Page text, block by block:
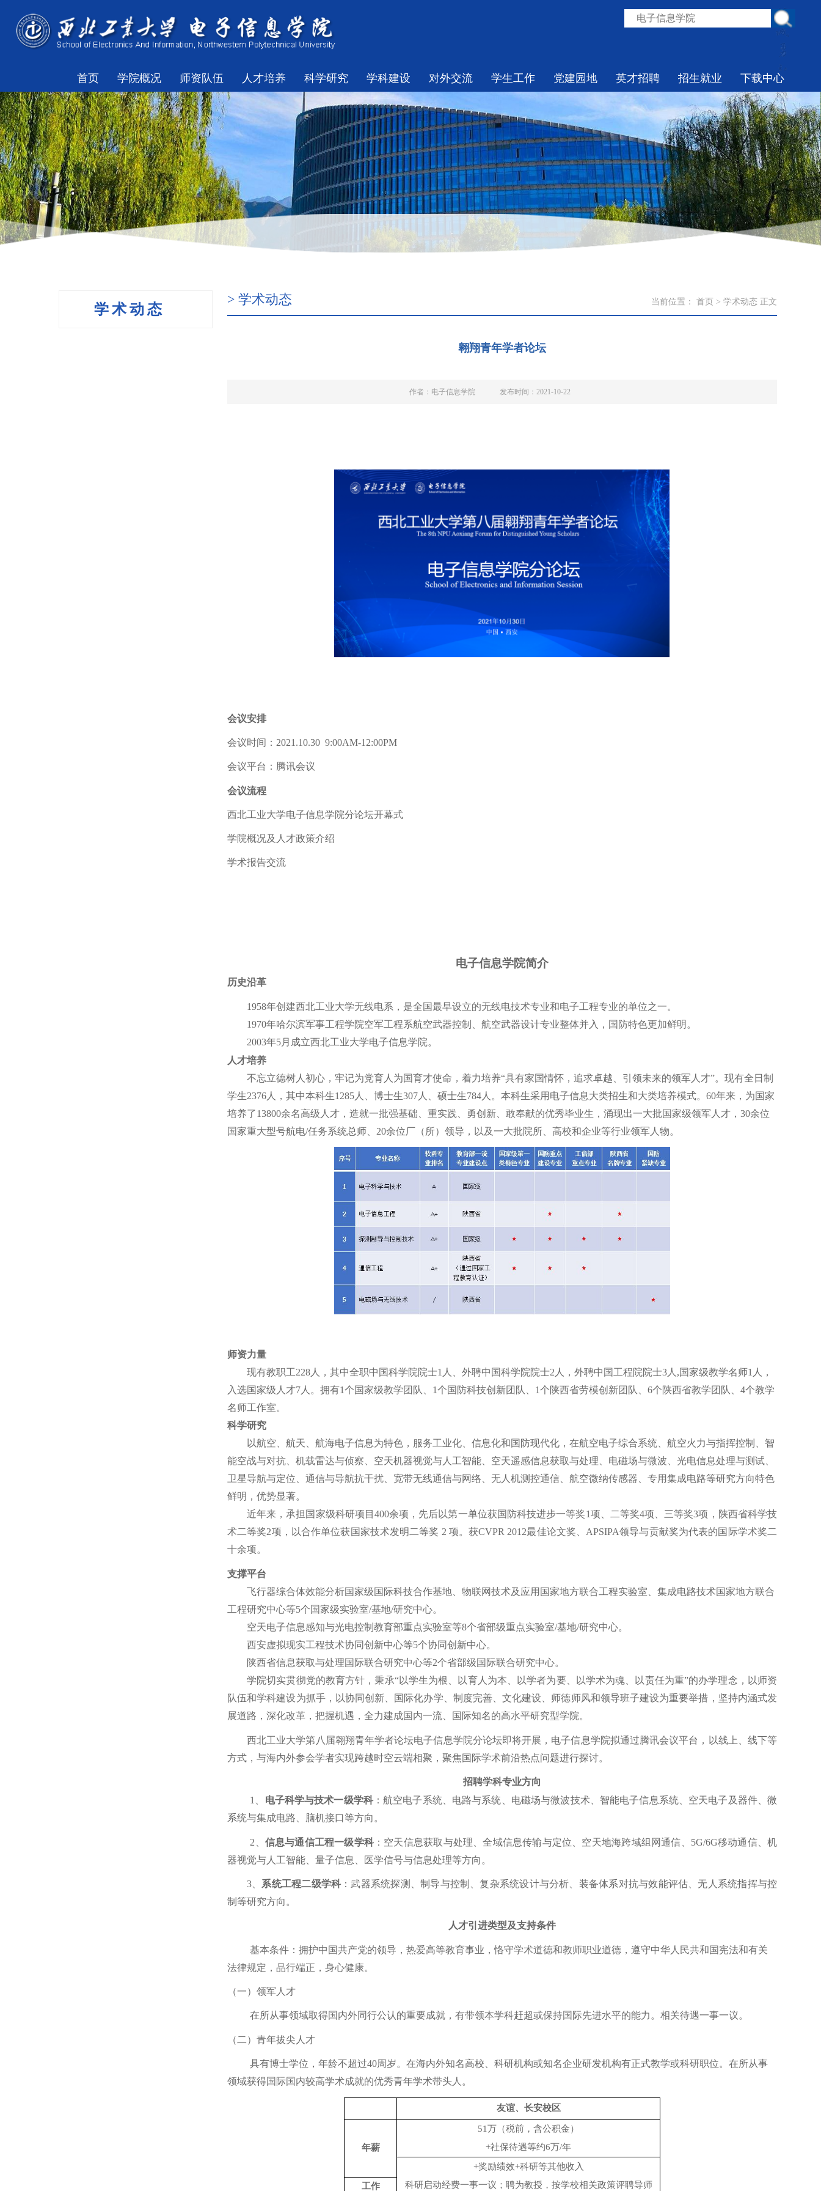
首页 学院概况 师资队伍 人才培养 科学研究 学科建设 对外交流 学生工作 党建园地 英才招聘 招生就业 下载中心
学术动态
> 学术动态 当前位置： 首页 > 学术动态 正文
翱翔青年学者论坛
作者：电子信息学院 发布时间：2021-10-22
会议安排
会议时间： 2021.10.30 9:00AM-12:00PM
会议平台：腾讯会议
会议流程
西北工业大学电子信息学院分论坛开幕式
学院概况及人才政策介绍
学术报告交流
电子信息学院简介
历史沿革
1958年创建西北工业大学无线电系，是全国最早设立的无线电技术专业和电子工程专业的单位之一。
1970年哈尔滨军事工程学院空军工程系航空武器控制、航空武器设计专业整体并入，国防特色更加鲜明。
2003年5月成立西北工业大学电子信息学院。
人才培养
不忘立德树人初心，牢记为党育人为国育才使命，着力培养“具有家国情怀，追求卓越、引领未来的领军人才”。现有全日制
学生2376人，其中本科生1285人、博士生307人、硕士生784人。本科生采用电子信息大类招生和大类培养模式。60年来，为国家
培养了13800余名高级人才，造就一批强基础、重实践、勇创新、敢奉献的优秀毕业生，涌现出一大批国家级领军人才，30余位
国家重大型号航电/任务系统总师、20余位厂（所）领导，以及一大批院所、高校和企业等行业领军人物。
师资力量
现有教职工228人，其中全职中国科学院院士1人、外聘中国科学院院士2人，外聘中国工程院院士3人,国家级教学名师1人，
入选国家级人才7人。拥有1个国家级教学团队、1个国防科技创新团队、1个陕西省劳模创新团队、6个陕西省教学团队、4个教学
名师工作室。
科学研究
以航空、航天、航海电子信息为特色，服务工业化、信息化和国防现代化，在航空电子综合系统、航空火力与指挥控制、智
能空战与对抗、机载雷达与侦察、空天机器视觉与人工智能、空天遥感信息获取与处理、电磁场与微波、光电信息处理与测试、
卫星导航与定位、通信与导航抗干扰、宽带无线通信与网络、无人机测控通信、航空微纳传感器、专用集成电路等研究方向特色
鲜明，优势显著。
近年来，承担国家级科研项目400余项，先后以第一单位获国防科技进步一等奖1项、二等奖4项、三等奖3项，陕西省科学技
术二等奖2项，以合作单位获国家技术发明二等奖 2 项。获CVPR 2012最佳论文奖、APSIPA领导与贡献奖为代表的国际学术奖二
十余项。
支撑平台
飞行器综合体效能分析国家级国际科技合作基地、物联网技术及应用国家地方联合工程实验室、集成电路技术国家地方联合
工程研究中心等5个国家级实验室/基地/研究中心。
空天电子信息感知与光电控制教育部重点实验室等8个省部级重点实验室/基地/研究中心。
西安虚拟现实工程技术协同创新中心等5个协同创新中心。
陕西省信息获取与处理国际联合研究中心等2个省部级国际联合研究中心。
学院切实贯彻党的教育方针，秉承“以学生为根、以育人为本、以学者为要、以学术为魂、以责任为重”的办学理念，以师资
队伍和学科建设为抓手，以协同创新、国际化办学、制度完善、文化建设、师德师风和领导班子建设为重要举措，坚持内涵式发
展道路，深化改革，把握机遇，全力建成国内一流、国际知名的高水平研究型学院。
西北工业大学第八届翱翔青年学者论坛电子信息学院分论坛即将开展，电子信息学院拟通过腾讯会议平台，以线上、线下等
方式，与海内外参会学者实现跨越时空云端相聚，聚焦国际学术前沿热点问题进行探讨。
招聘学科专业方向
1、 电子科学与技术一级学科：航空电子系统、电路与系统、电磁场与微波技术、智能电子信息系统、空天电子及器件、微
系统与集成电路、脑机接口等方向。
2、 信息与通信工程一级学科：空天信息获取与处理、全域信息传输与定位、空天地海跨域组网通信、 5G/6G移动通信、机
器视觉与人工智能、量子信息、医学信号与信息处理等方向。
3、 系统工程二级学科：武器系统探测、制导与控制、复杂系统设计与分析、装备体系对抗与效能评估、无人系统指挥与控
制等研究方向。
人才引进类型及支持条件
基本条件：拥护中国共产党的领导，热爱高等教育事业，恪守学术道德和教师职业道德，遵守中华人民共和国宪法和有关
法律规定，品行端正，身心健康。
（一）领军人才
在所从事领域取得国内外同行公认的重要成就，有带领本学科赶超或保持国际先进水平的能力。相关待遇一事一议。
（二）青年拔尖人才
具有博士学位，年龄不超过40周岁。在海内外知名高校、科研机构或知名企业研发机构有正式教学或科研职位。在所从事
领域获得国际国内较高学术成就的优秀青年学术带头人。
友谊、长安校区
年薪
51万（税前，含公积金）
+社保待遇等约6万/年
+奖励绩效+科研等其他收入
科研启动经费一事一议；聘为教授，按学校相关政策评聘导师
工作